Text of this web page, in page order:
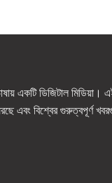
ডিজিটাল মিডিয়া। এই
এবং বিশ্বের গুরুত্বপূর্ণ